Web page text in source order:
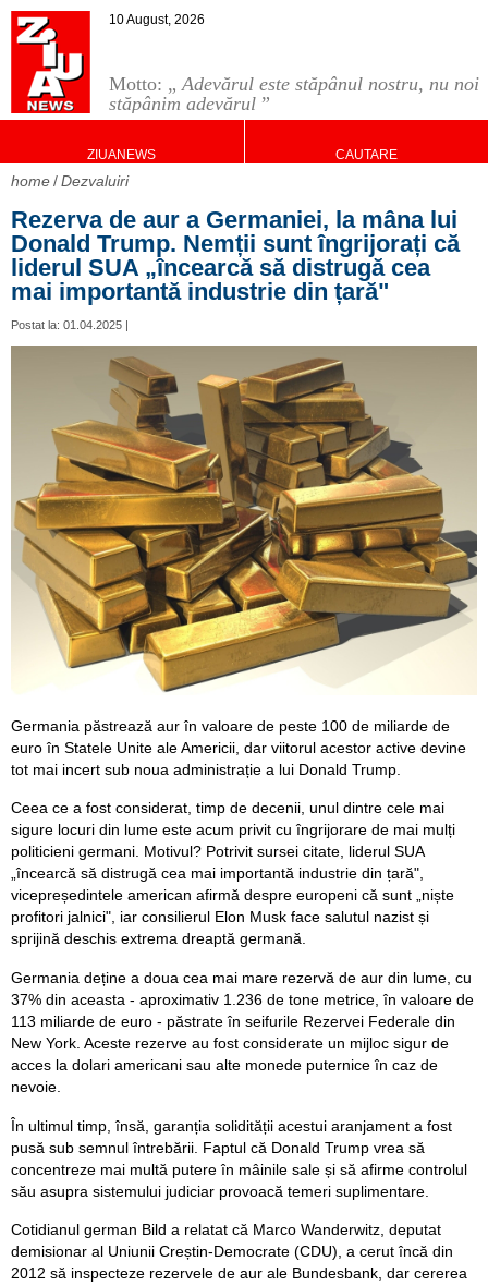
Motto: „Adevărul este stăpânul nostru, nu noi
stăpânim adevărul ”
10 August, 2026
ZIUANEWS CAUTARE
home Dezvaluiri
Rezerva de aur a Germaniei, la mâna lui
Donald Trump. Nemții sunt îngrijorați că
liderul SUA „încearcă să distrugă cea
mai importantă industrie din țară"
Postat la: 01.04.2025 |
Germania păstrează aur în valoare de peste 100 de miliarde de
euro în Statele Unite ale Americii, dar viitorul acestor active devine
tot mai incert sub noua administrație a lui Donald Trump.
Ceea ce a fost considerat, timp de decenii, unul dintre cele mai
sigure locuri din lume este acum privit cu îngrijorare de mai mulți
politicieni germani. Motivul? Potrivit sursei citate, liderul SUA
„încearcă să distrugă cea mai importantă industrie din țară",
vicepreședintele american afirmă despre europeni că sunt „niște
profitori jalnici", iar consilierul Elon Musk face salutul nazist și
sprijină deschis extrema dreaptă germană.
Germania deține a doua cea mai mare rezervă de aur din lume, cu
37% din aceasta - aproximativ 1.236 de tone metrice, în valoare de
113 miliarde de euro - păstrate în seifurile Rezervei Federale din
New York. Aceste rezerve au fost considerate un mijloc sigur de
acces la dolari americani sau alte monede puternice în caz de
nevoie.
În ultimul timp, însă, garanția solidității acestui aranjament a fost
pusă sub semnul întrebării. Faptul că Donald Trump vrea să
concentreze mai multă putere în mâinile sale și să afirme controlul
său asupra sistemului judiciar provoacă temeri suplimentare.
Cotidianul german Bild a relatat că Marco Wanderwitz, deputat
demisionar al Uniunii Creștin-Democrate (CDU), a cerut încă din
2012 să inspecteze rezervele de aur ale Bundesbank, dar cererea